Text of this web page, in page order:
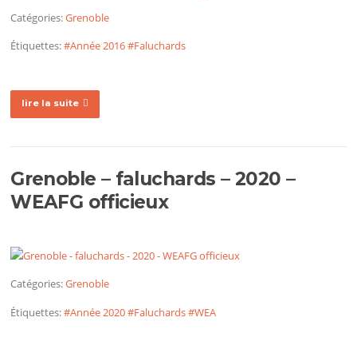
Catégories:Grenoble
Étiquettes:#Année 2016#Faluchards
lire la suite
Grenoble – faluchards – 2020 –
WEAFG officieux
Catégories:Grenoble
Étiquettes:#Année 2020#Faluchards#WEA